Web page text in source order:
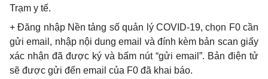
Trạm y tế.
+ Đăng nhập Nền tảng số quản lý COVID-19, chọn F0 cần
gửi email, nhập nội dung email và đính kèm bản scan giấy
xác nhận đã được ký và bấm nút “gửi email ”. Bản điện tử
sẽ được gửi đến email của F0 đã khai báo.